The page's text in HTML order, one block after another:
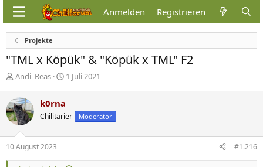
Anmelden Registrieren
Projekte
"TML x Köpük" & "Köpük x TML" F2
E
s
t
e
l
l
e
r
Andi_Reas
E
e
l
a
1 Juli 2021
k0rna
Chilitarier Moderator
10 August 2023 #1.216